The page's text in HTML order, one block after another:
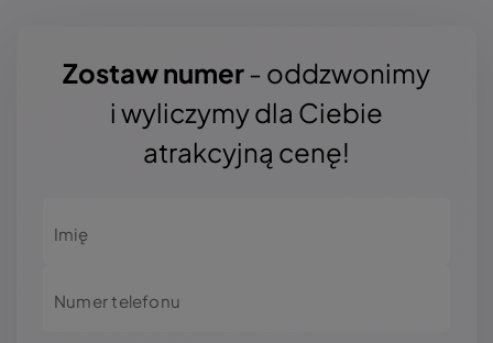
Zostaw numer- oddzwonimy
i wyliczymy dla Ciebie
atrakcyjną cenę!
Imię
Numer telefonu